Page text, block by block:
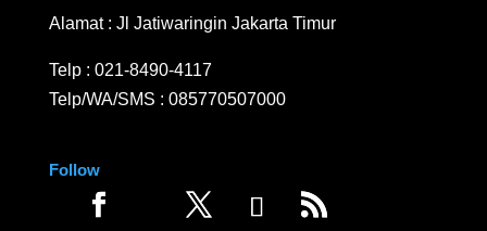
Alamat : Jl Jatiwaringin Jakarta Timur
Telp : 021-8490-4117
Telp/WA/SMS : 085770507000
Follow